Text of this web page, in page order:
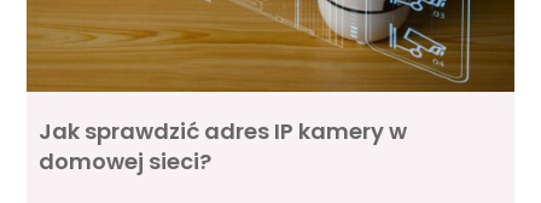
Jak sprawdzić adres IP kamery w
domowej sieci?